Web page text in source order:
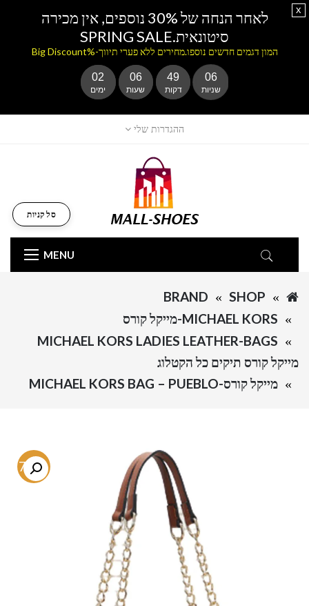
ההגדרות שלי
MENU
סל קניות
SHOP
BRAND
MICHAEL KORS-מייקל קורס
MICHAEL KORS LADIES LEATHER-BAGS
מייקל קורס תיקים כל הקטלוג
מייקל קורס-MICHAEL KORS BAG – PUEBLO
-77%
לאחר הנחה של 30% נוספים, אין מכירה
סיטונאית.SPRING SALE
המון דגמים חדשים נוספו.מחירים ללא פערי תיווך-%Big Discount
02
ימים
06
שעות
49
דקות
06
שניות
x